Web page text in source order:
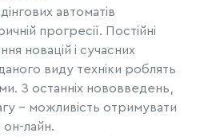
автоматів
прогресії. Постійні
новацій і сучасних
виду техніки роблять
З останніх нововведень,
- можливість отримувати
он-лайн.